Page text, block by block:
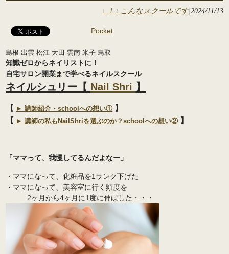
∟1：こんなスクールです|2024/11/13
Pocket
島根 出雲 松江 大田 雲南 米子 鳥取
知識ゼロからネイリストに！
自宅サロン開業まで学べるネイルスクール
ネイルシュリー【 Nail Shri 】
【 ► 講師紹介・schoolへの想い① 】
【 ► 講師の私もNailShriを選ぶのか？schoolへの想い② 】
「ママって、我慢してるんだよなー」
・ママになって、化粧品を1ランク下げた
・ママになって、美容室に行く頻度を
2ヶ月から4ヶ月に1度に伸ばした・・・